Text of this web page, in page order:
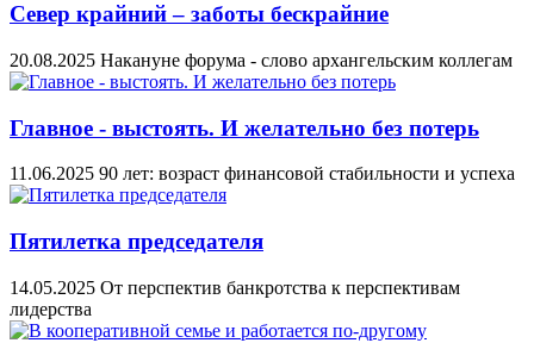
Север крайний – заботы бескрайние
20.08.2025 Накануне форума - слово архангельским коллегам
Главное - выстоять. И желательно без потерь
11.06.2025 90 лет: возраст финансовой стабильности и успеха
Пятилетка председателя
14.05.2025 От перспектив банкротства к перспективам
лидерства